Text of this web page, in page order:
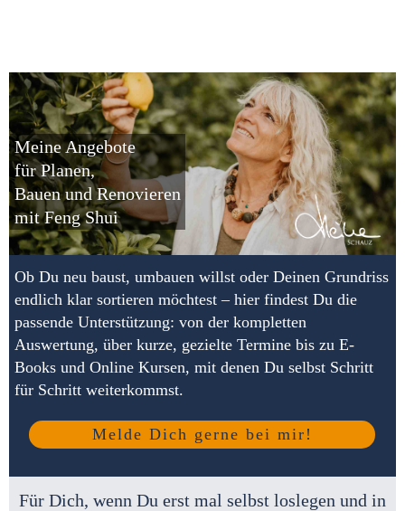
Meine Angebote
für Planen,
Bauen und Renovieren
mit Feng Shui
Ob Du neu baust, umbauen willst oder Deinen Grundriss
endlich klar sortieren möchtest – hier findest Du die
passende Unterstützung: von der kompletten
Auswertung, über kurze, gezielte Termine bis zu E-
Books und Online Kursen, mit denen Du selbst Schritt
für Schritt weiterkommst.
Melde Dich gerne bei mir!
Für Dich, wenn Du erst mal selbst loslegen und in